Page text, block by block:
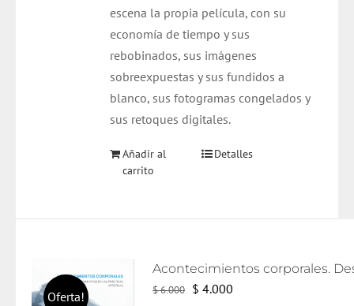
escena la propia película, con su
economía de tiempo y sus
rebobinados, sus imágenes
sobreexpuestas y sus fundidos a
blanco, sus fotogramas congelados y
sus retoques digitales.
Añadir al
carrito
Detalles
Oferta! $6.000 El
$ 4.000